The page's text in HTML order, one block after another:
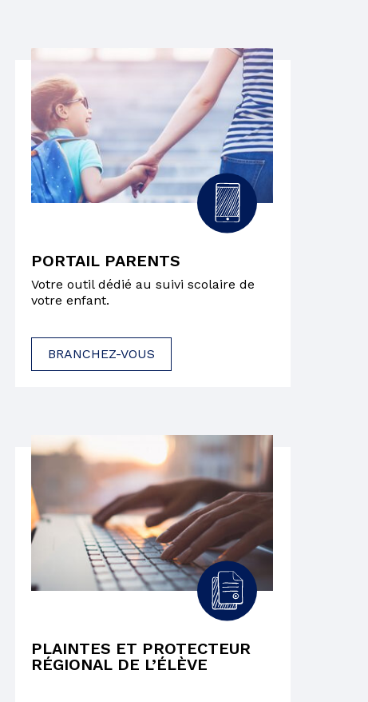
PORTAIL PARENTS
Votre outil dédié au suivi scolaire de
votre enfant.
BRANCHEZ-VOUS
PLAINTES ET PROTECTEUR
RÉGIONAL DE L’ÉLÈVE